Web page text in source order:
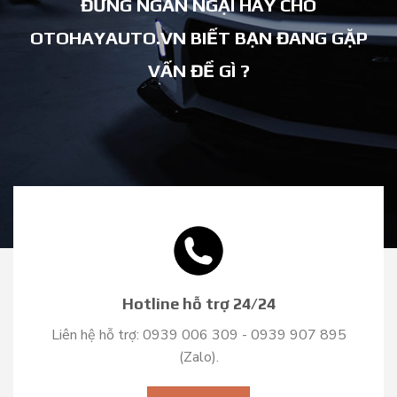
ĐỪNG NGẦN NGẠI HÃY CHO
OTOHAYAUTO.VN BIẾT BẠN ĐANG GẶP
VẤN ĐỀ GÌ ?
Hotline hỗ trợ 24/24
Liên hệ hỗ trợ: 0939 006 309 - 0939 907 895
(Zalo).